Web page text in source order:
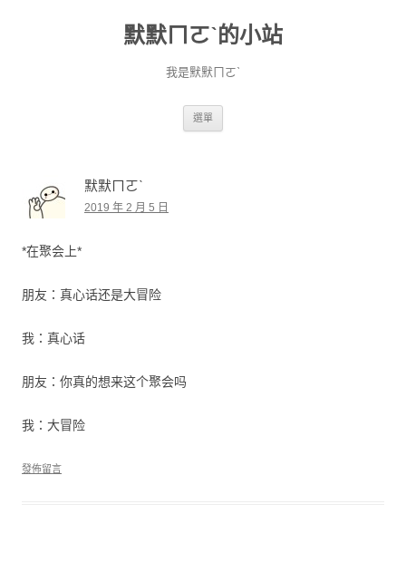
默默ㄇㄛˋ的小站
我是默默ㄇㄛˋ
選單
默默ㄇㄛˋ
2019 年 2 月 5 日
*在聚会上*
朋友：真心话还是大冒险
我：真心话
朋友：你真的想来这个聚会吗
我：大冒险
發佈留言